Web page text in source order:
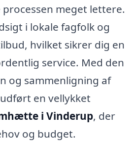
meget lettere.
i lokale fagfolk og
hvilket sikrer dig en
service. Med den
og sammenligning af
en vellykket
i Vinderup, der
og budget.